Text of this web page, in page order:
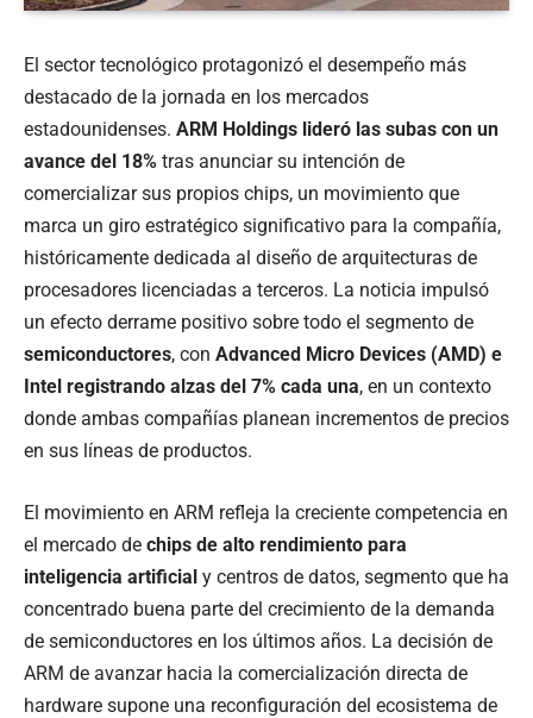
El sector tecnológico protagonizó el desempeño más
destacado de la jornada en los mercados
estadounidenses. ARM Holdings lideró las subas con un
avance del 18% tras anunciar su intención de
comercializar sus propios chips, un movimiento que
marca un giro estratégico significativo para la compañía,
históricamente dedicada al diseño de arquitecturas de
procesadores licenciadas a terceros. La noticia impulsó
un efecto derrame positivo sobre todo el segmento de
semiconductores, con Advanced Micro Devices (AMD) e
Intel registrando alzas del 7% cada una, en un contexto
donde ambas compañías planean incrementos de precios
en sus líneas de productos.
El movimiento en ARM refleja la creciente competencia en
el mercado de chips de alto rendimiento para
inteligencia artificial y centros de datos, segmento que ha
concentrado buena parte del crecimiento de la demanda
de semiconductores en los últimos años. La decisión de
ARM de avanzar hacia la comercialización directa de
hardware supone una reconfiguración del ecosistema de